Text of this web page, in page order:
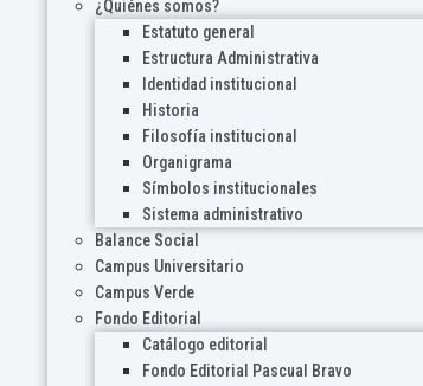
¿Quiénes somos?
Estatuto general
Estructura Administrativa
Identidad institucional
Historia
Filosofía institucional
Organigrama
Símbolos institucionales
Sistema administrativo
Balance Social
Campus Universitario
Campus Verde
Fondo Editorial
Catálogo editorial
Fondo Editorial Pascual Bravo